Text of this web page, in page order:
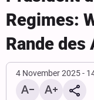
Regimes:
Rande des
4 November 2025 -